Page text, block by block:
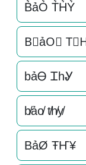
B͛ảO͛ T͛H͛Y͛
B⃒ảO⃒
bảᎾ ᏆhᎽ
b̸ảo̸ t̸h̸y̸
BảØ ŦҤ¥